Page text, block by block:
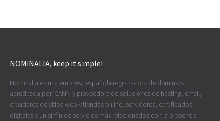
NOMINALIA, keep it simple!
Nominalia es una empresa española registradora de dominios
acreditada por ICANN y proveedora de soluciones de hosting, email,
creadores de sitios web y tiendas online, servidores, certificados
digitales y un sinfín de servicios más relacionados con la presencia